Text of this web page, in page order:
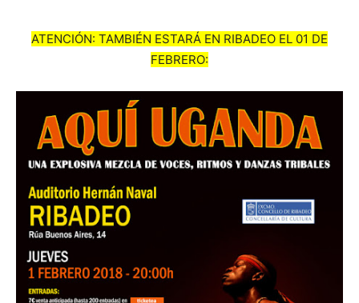
ATENCIÓN: TAMBIÉN ESTARÁ EN RIBADEO EL 01 DE
FEBRERO: